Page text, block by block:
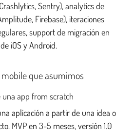
Sentry), analytics de
Firebase), iteraciones
support de migración en
iOS y Android.
que asumimos
app from scratch
aplicación a partir de una idea o
MVP en 3-5 meses, versión 1.0